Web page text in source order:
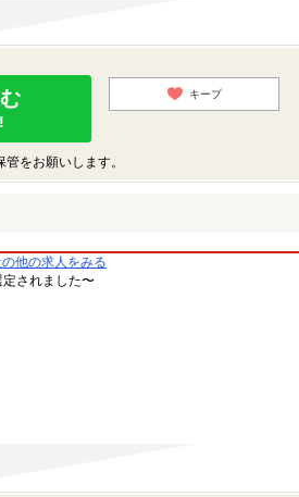
キープ
をお願いします。
他の求人をみる
されました〜